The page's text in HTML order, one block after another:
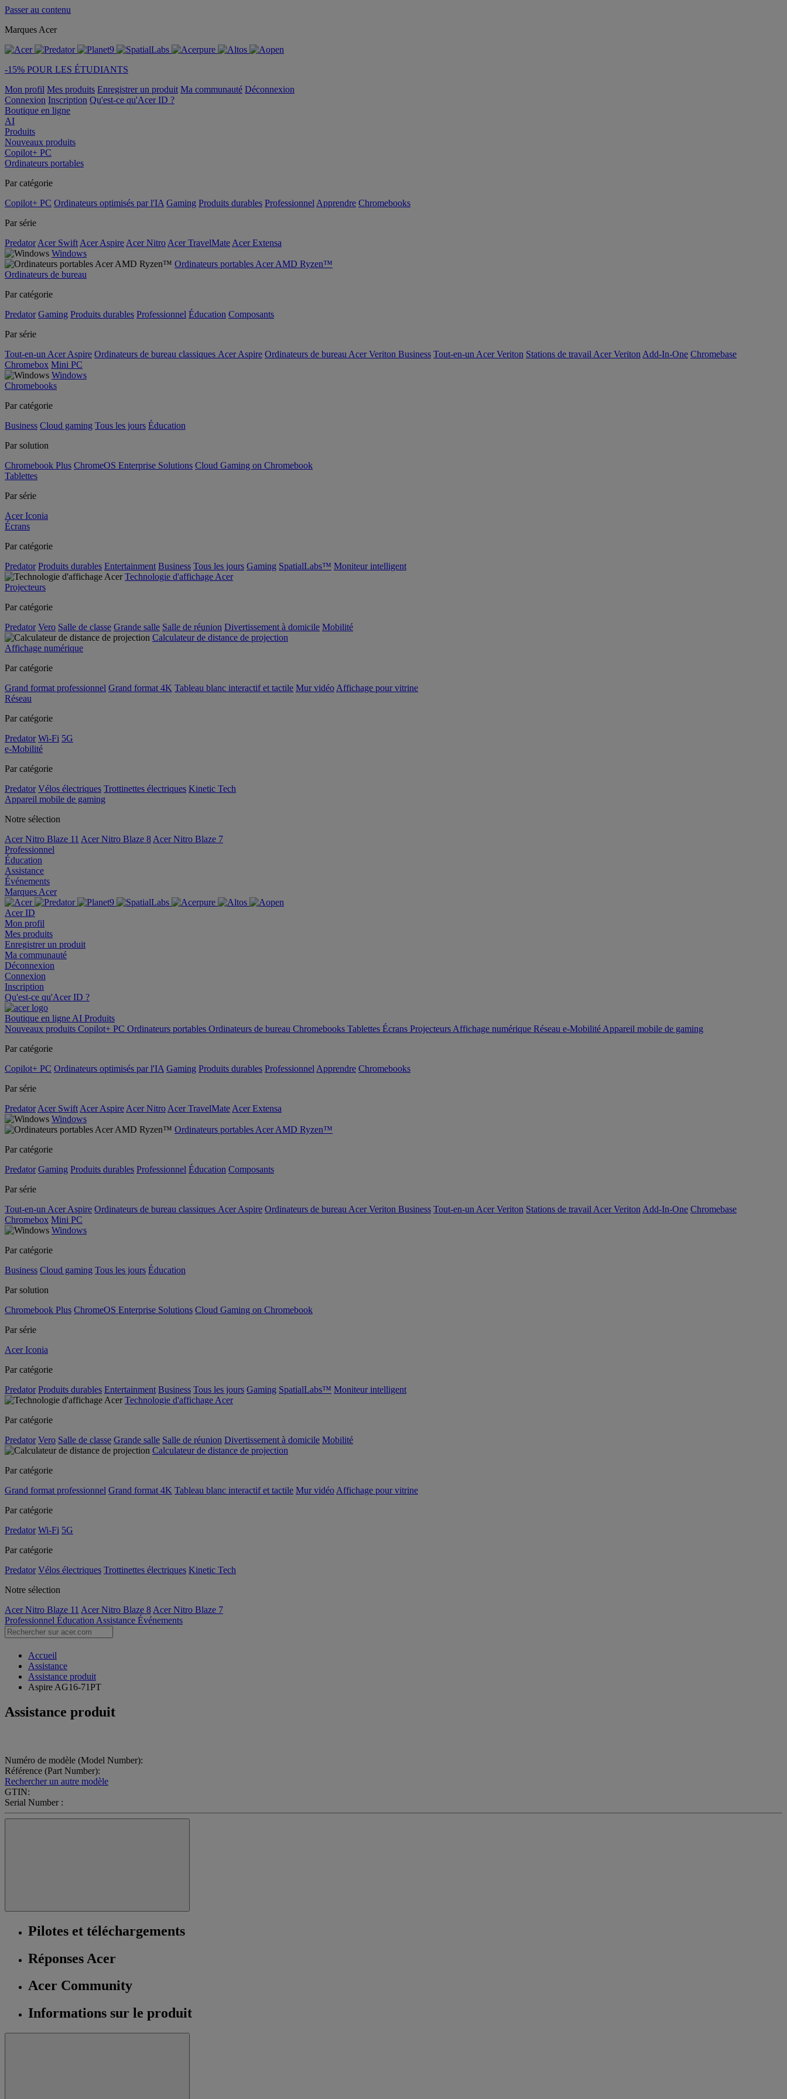
Passer au contenu
Marques Acer
-15% POUR LES ÉTUDIANTS
Mon profil Mes produits Enregistrer un produit Ma communauté Déconnexion
Connexion Inscription Qu'est-ce qu'Acer ID ?
Boutique en ligne
AI
Produits
Nouveaux produits
Copilot+ PC
Ordinateurs portables
Par catégorie
Copilot+ PC Ordinateurs optimisés par l'IA Gaming Produits durables Professionnel Apprendre Chromebooks
Par série
Predator Acer Swift Acer Aspire Acer Nitro Acer TravelMate Acer Extensa
Windows
Ordinateurs portables Acer AMD Ryzen™
Ordinateurs de bureau
Par catégorie
Predator Gaming Produits durables Professionnel Éducation Composants
Par série
Tout-en-un Acer Aspire Ordinateurs de bureau classiques Acer Aspire Ordinateurs de bureau Acer Veriton Business Tout-en-un Acer Veriton Stations de travail Acer Veriton Add-In-One Chromebase
Chromebox Mini PC
Windows
Chromebooks
Par catégorie
Business Cloud gaming Tous les jours Éducation
Par solution
Chromebook Plus ChromeOS Enterprise Solutions Cloud Gaming on Chromebook
Tablettes
Par série
Acer Iconia
Écrans
Par catégorie
Predator Produits durables Entertainment Business Tous les jours Gaming SpatialLabs™ Moniteur intelligent
Technologie d'affichage Acer
Projecteurs
Par catégorie
Predator Vero Salle de classe Grande salle Salle de réunion Divertissement à domicile Mobilité
Calculateur de distance de projection
Affichage numérique
Par catégorie
Grand format professionnel Grand format 4K Tableau blanc interactif et tactile Mur vidéo Affichage pour vitrine
Réseau
Par catégorie
Predator Wi-Fi 5G
e-Mobilité
Par catégorie
Predator Vélos électriques Trottinettes électriques Kinetic Tech
Appareil mobile de gaming
Notre sélection
Acer Nitro Blaze 11 Acer Nitro Blaze 8 Acer Nitro Blaze 7
Professionnel
Éducation
Assistance
Événements
Marques Acer
Acer ID
Mon profil
Mes produits
Enregistrer un produit
Ma communauté
Déconnexion
Connexion
Inscription
Qu'est-ce qu'Acer ID ?
Boutique en ligne AI Produits
Nouveaux produits Copilot+ PC Ordinateurs portables Ordinateurs de bureau Chromebooks Tablettes Écrans Projecteurs Affichage numérique Réseau e-Mobilité Appareil mobile de gaming
Par catégorie
Copilot+ PC Ordinateurs optimisés par l'IA Gaming Produits durables Professionnel Apprendre Chromebooks
Par série
Predator Acer Swift Acer Aspire Acer Nitro Acer TravelMate Acer Extensa
Windows
Ordinateurs portables Acer AMD Ryzen™
Par catégorie
Predator Gaming Produits durables Professionnel Éducation Composants
Par série
Tout-en-un Acer Aspire Ordinateurs de bureau classiques Acer Aspire Ordinateurs de bureau Acer Veriton Business Tout-en-un Acer Veriton Stations de travail Acer Veriton Add-In-One Chromebase
Chromebox Mini PC
Windows
Par catégorie
Business Cloud gaming Tous les jours Éducation
Par solution
Chromebook Plus ChromeOS Enterprise Solutions Cloud Gaming on Chromebook
Par série
Acer Iconia
Par catégorie
Predator Produits durables Entertainment Business Tous les jours Gaming SpatialLabs™ Moniteur intelligent
Technologie d'affichage Acer
Par catégorie
Predator Vero Salle de classe Grande salle Salle de réunion Divertissement à domicile Mobilité
Calculateur de distance de projection
Par catégorie
Grand format professionnel Grand format 4K Tableau blanc interactif et tactile Mur vidéo Affichage pour vitrine
Par catégorie
Predator Wi-Fi 5G
Par catégorie
Predator Vélos électriques Trottinettes électriques Kinetic Tech
Notre sélection
Acer Nitro Blaze 11 Acer Nitro Blaze 8 Acer Nitro Blaze 7
Professionnel Éducation Assistance Événements
Accueil
Assistance
Assistance produit
Aspire AG16-71PT
Assistance produit
Numéro de modèle (Model Number):
Référence (Part Number):
Rechercher un autre modèle
GTIN:
Serial Number :
Pilotes et téléchargements
Réponses Acer
Acer Community
Informations sur le produit